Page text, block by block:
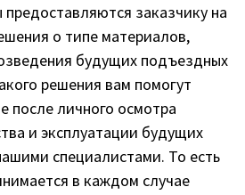
заказчику на
о типе материалов,
будущих подъездных
решения вам помогут
после личного осмотра
и эксплуатации будущих
специалистами. То есть
в каждом случае